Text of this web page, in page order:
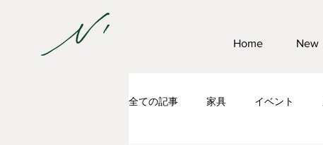
Home New
全ての記事 家具 イベント